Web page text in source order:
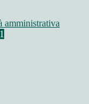
amministrativa
1